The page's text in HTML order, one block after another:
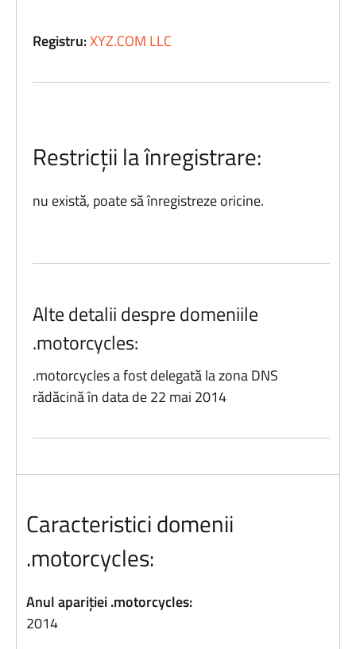
Registru:XYZ.COM LLC
Restricții la înregistrare:
nu există, poate să înregistreze oricine.
Alte detalii despre domeniile
.motorcycles:
.motorcycles a fost delegată la zona DNS
rădăcină în data de 22 mai 2014
Caracteristici domenii
.motorcycles:
Anul apariției .motorcycles:
2014